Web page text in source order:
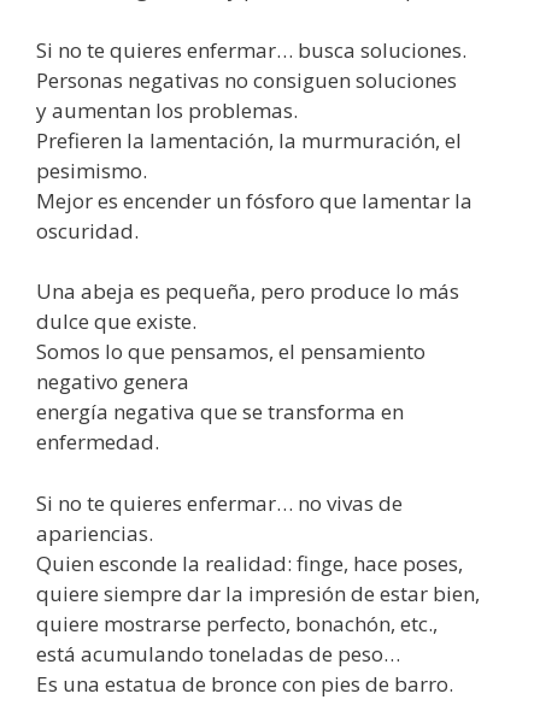
Si no te quieres enfermar… busca soluciones.
Personas negativas no consiguen soluciones
y aumentan los problemas.
Prefieren la lamentación, la murmuración, el
pesimismo.
Mejor es encender un fósforo que lamentar la
oscuridad.
Una abeja es pequeña, pero produce lo más
dulce que existe.
Somos lo que pensamos, el pensamiento
negativo genera
energía negativa que se transforma en
enfermedad.
Si no te quieres enfermar… no vivas de
apariencias.
Quien esconde la realidad: finge, hace poses,
quiere siempre dar la impresión de estar bien,
quiere mostrarse perfecto, bonachón, etc.,
está acumulando toneladas de peso…
Es una estatua de bronce con pies de barro.